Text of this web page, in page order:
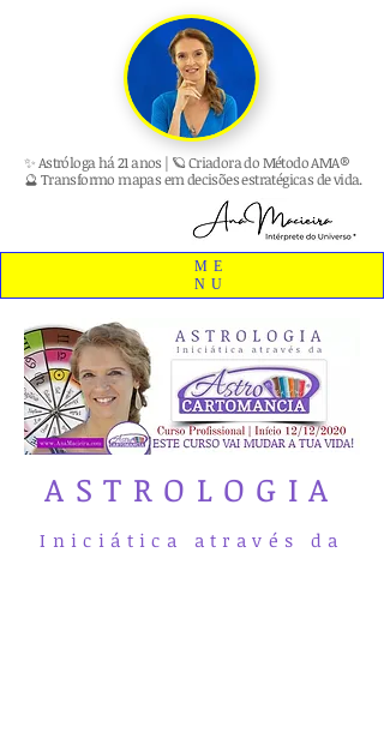
ME
NU
✨ Astróloga há 21 anos | 🪐 Criadora do Método AMA®
🔮 Transformo mapas em decisões estratégicas de vida.
Iniciática através da
ASTROLOGIA